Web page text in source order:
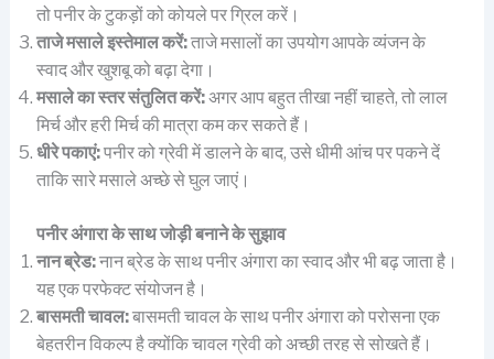
तो पनीर के टुकड़ों को कोयले पर ग्रिल करें।
ताजे मसाले इस्तेमाल करें:ताजे मसालों का उपयोग आपके व्यंजन के
स्वाद और खुशबू को बढ़ा देगा।
मसाले का स्तर संतुलित करें:अगर आप बहुत तीखा नहीं चाहते, तो लाल
मिर्च और हरी मिर्च की मात्रा कम कर सकते हैं।
धीरे पकाएं:पनीर को ग्रेवी में डालने के बाद, उसे धीमी आंच पर पकने दें
ताकि सारे मसाले अच्छे से घुल जाएं।
पनीर अंगारा के साथ जोड़ी बनाने के सुझाव
नान ब्रेड:नान ब्रेड के साथ पनीर अंगारा का स्वाद और भी बढ़ जाता है।
यह एक परफेक्ट संयोजन है।
बासमती चावल:बासमती चावल के साथ पनीर अंगारा को परोसना एक
बेहतरीन विकल्प है क्योंकि चावल ग्रेवी को अच्छी तरह से सोखते हैं।